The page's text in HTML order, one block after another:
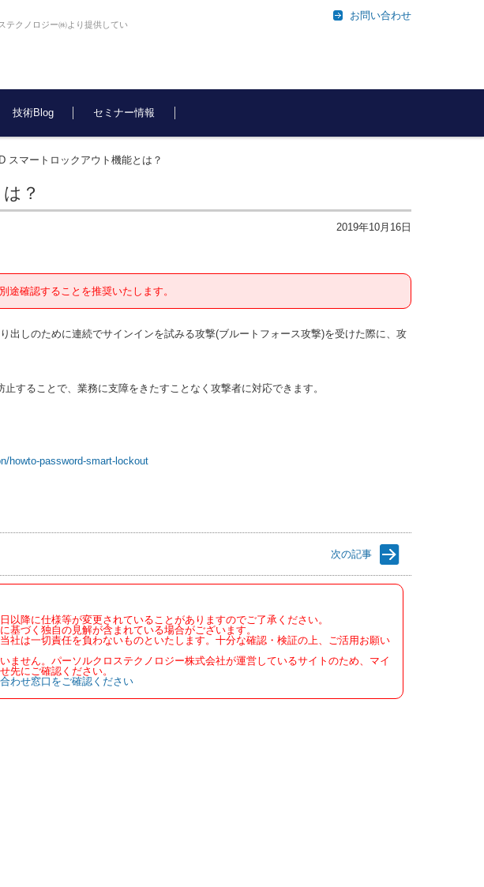
テクノロジー㈱より提供してい
お問い合わせ
技術Blog セミナー情報
スマートロックアウト機能とは？
？
2019年10月16日
途確認することを推奨いたします。
出しのために連続でサインインを試みる攻撃(ブルートフォース攻撃)を受けた際に、攻
することで、業務に支障をきたすことなく攻撃者に対応できます。
howto-password-smart-lockout
次の記事
降に仕様等が変更されていることがありますのでご了承ください。
づく独自の見解が含まれている場合がございます。
は一切責任を負わないものといたします。十分な確認・検証の上、ご活用お願い
せん。パーソルクロステクノロジー株式会社が運営しているサイトのため、マイ
先にご確認ください。
わせ窓口をご確認ください